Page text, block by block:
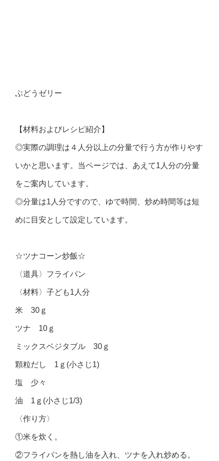
ぶどうゼリー
【材料およびレシピ紹介】
◎実際の調理は４人分以上の分量で行う方が作りやす
いかと思います。当ページでは、あえて1人分の分量
をご案内しています。
◎分量は1人分ですので、ゆで時間、炒め時間等は短
めに目安として設定しています。
☆ツナコーン炒飯☆
〈道具〉フライパン
〈材料〉子ども1人分
米 30ｇ
ツナ 10ｇ
ミックスベジタブル 30ｇ
顆粒だし 1ｇ(小さじ1)
塩 少々
油 1ｇ(小さじ1/3)
〈作り方〉
①米を炊く。
②フライパンを熱し油を入れ、ツナを入れ炒める。